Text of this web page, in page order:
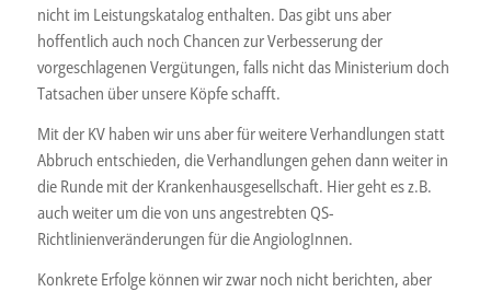
nicht im Leistungskatalog enthalten. Das gibt uns aber
hoffentlich auch noch Chancen zur Verbesserung der
vorgeschlagenen Vergütungen, falls nicht das Ministerium doch
Tatsachen über unsere Köpfe schafft.
Mit der KV haben wir uns aber für weitere Verhandlungen statt
Abbruch entschieden, die Verhandlungen gehen dann weiter in
die Runde mit der Krankenhausgesellschaft. Hier geht es z.B.
auch weiter um die von uns angestrebten QS-
Richtlinienveränderungen für die AngiologInnen.
Konkrete Erfolge können wir zwar noch nicht berichten, aber